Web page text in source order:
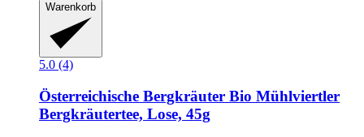
Warenkorb
5.0 (4)
Österreichische Bergkräuter Bio Mühlviertler
Bergkräutertee, Lose, 45g